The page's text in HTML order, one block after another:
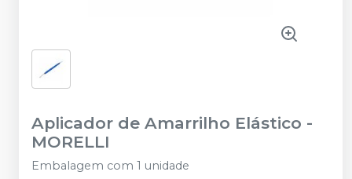
Aplicador de Amarrilho Elástico -
MORELLI
Embalagem com 1 unidade